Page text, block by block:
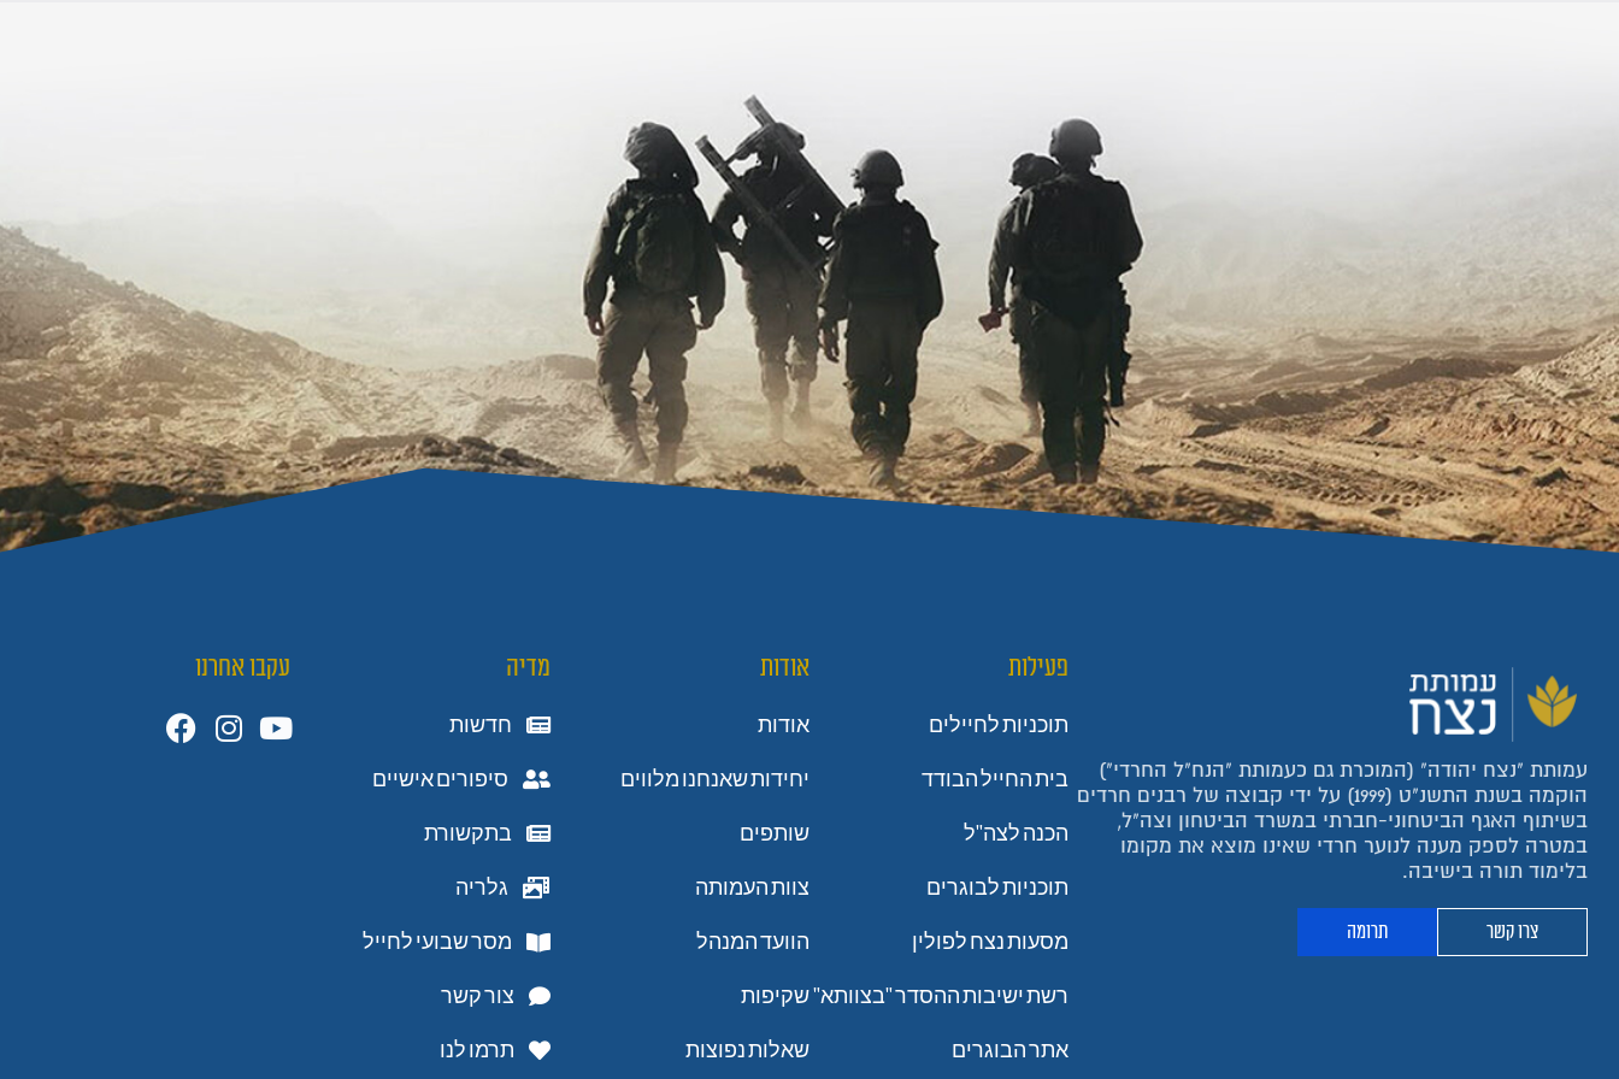
עמותת "נצח יהודה" (המוכרת גם כעמותת "הנח"ל החרדי")
הוקמה בשנת התשנ"ט (1999) על ידי קבוצה של רבנים חרדים
בשיתוף האגף הביטחוני-חברתי במשרד הביטחון וצה"ל,
במטרה לספק מענה לנוער חרדי שאינו מוצא את מקומו
בלימוד תורה בישיבה.
צרו קשר תרומה
פעילות
תוכניות לחיילים
בית החייל הבודד
הכנה לצה"ל
תוכניות לבוגרים
מסעות נצח לפולין
רשת ישיבות ההסדר "בצוותא"
אתר הבוגרים
אודות
אודות
יחידות שאנחנו מלווים
שותפים
צוות העמותה
הוועד המנהל
שקיפות
שאלות נפוצות
מדיה
חדשות
סיפורים אישיים
בתקשורת
גלריה
מסר שבועי לחייל
צור קשר
תרמו לנו
עקבו אחרנו